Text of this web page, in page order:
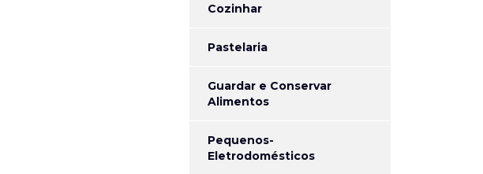
Cozinhar
Pastelaria
Guardar e Conservar
Alimentos
Pequenos-
Eletrodomésticos